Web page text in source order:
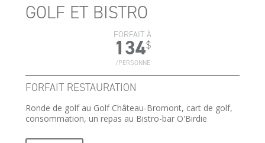
GOLF ET BISTRO
FORFAIT À
134$
/PERSONNE
FORFAIT RESTAURATION
Ronde de golf au Golf Château-Bromont, cart de golf,
consommation, un repas au Bistro-bar O'Birdie